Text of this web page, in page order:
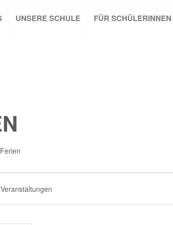
UNSERE SCHULE FÜR
Ferien